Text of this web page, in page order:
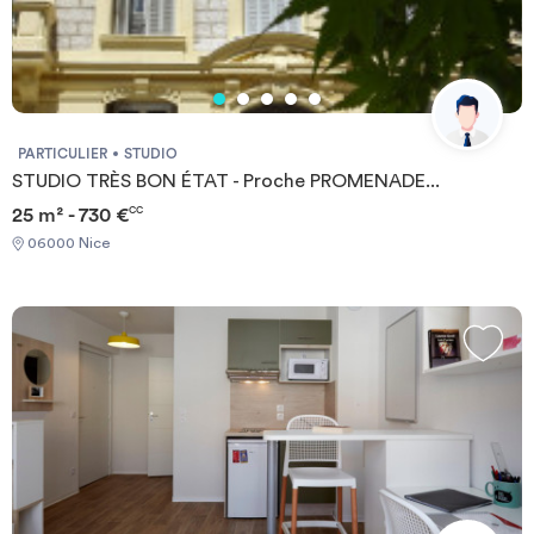
gardien de nuit qui prend la relève en début de soirée.
PARTICULIER STUDIO
STUDIO TRÈS BON ÉTAT - Proche PROMENADE...
25 m² - 730 €CC
06000 Nice